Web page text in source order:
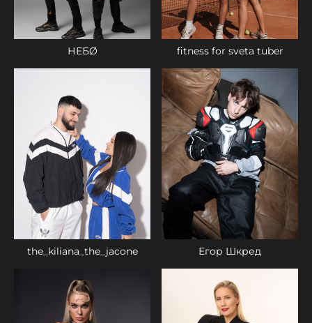
НЕБØ fitness for sveta tuber
the_kiliana_the_jacone Егор Шкред